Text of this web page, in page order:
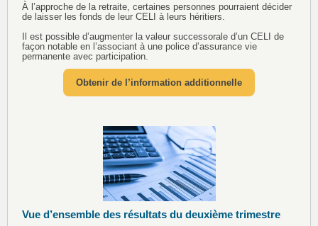
À l’approche de la retraite, certaines personnes pourraient décider
de laisser les fonds de leur CELI à leurs héritiers.
Il est possible d’augmenter la valeur successorale d’un CELI de
façon notable en l’associant à une police d’assurance vie
permanente avec participation.
Obtenir de l’information additionnelle
Vue d’ensemble des résultats du deuxième trimestre